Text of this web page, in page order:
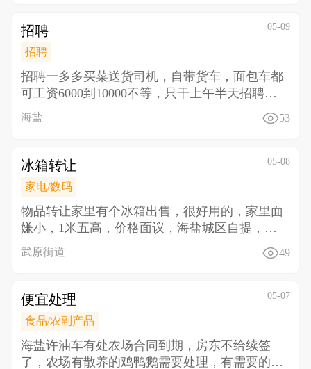
招聘 05-09
招聘
招聘一多多买菜送货司机，自带货车，面包车都
可工资6000到10000不等，只干上午半天 招聘二
多多
海盐 53
冰箱转让 05-08
家电/数码
物品转让 家里有个冰箱出售，很好用的，家里面
嫌小，1米五高，价格面议，海盐城区自提，电
话13645
武原街道 49
便宜处理 05-07
食品/农副产品
海盐许油车有处农场合同到期，房东不给续签
了，农场有散养的鸡鸭鹅需要处理，有需要的联